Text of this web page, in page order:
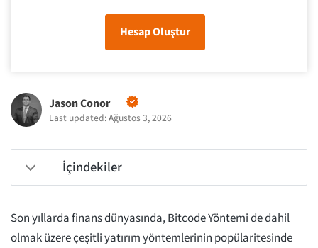
Hesap Oluştur
Jason Conor
Last updated: Ağustos 3, 2026
İçindekiler
Son yıllarda finans dünyasında, Bitcode Yöntemi de dahil
olmak üzere çeşitli yatırım yöntemlerinin popülaritesinde